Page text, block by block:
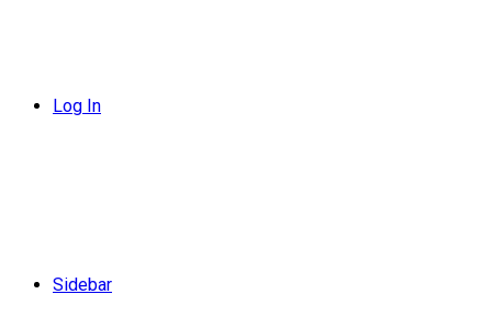
Log In
Sidebar